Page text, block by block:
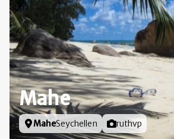
Mahe
Locatie
MaheSeychellen Foto door
ruthvp